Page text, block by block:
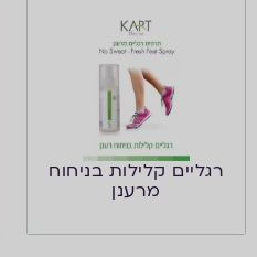
רגליים קלילות בניחוח
מרענן